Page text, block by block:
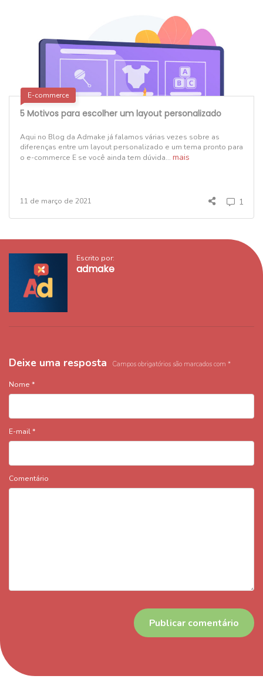
E-commerce
5 Motivos para escolher um layout personalizado
Aqui no Blog da Admake já falamos várias vezes sobre as
diferenças entre um layout personalizado e um tema pronto para
o e-commerce E se você ainda tem dúvida... mais
11 de março de 2021 1
Escrito por:
admake
Deixe uma resposta Campos obrigatórios são marcados com *
Nome *
E-mail*
Comentário